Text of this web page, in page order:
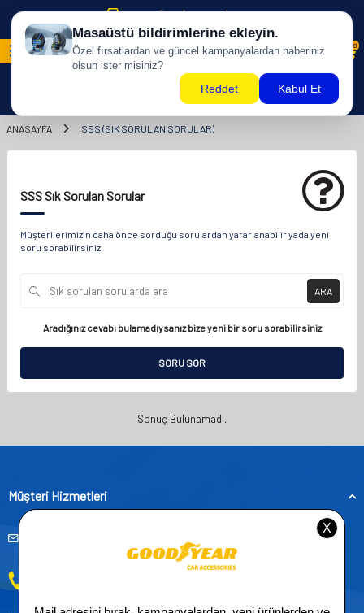
500 TL ÜZERİ KARGO BİZDEN !
0
ANASAYFA SSS (SIK SORULAN SORULAR)
SSS Sık Sorulan Sorular
Müşterilerimizin daha önce sorduğu sorulardan yararlanabilir yada yeni
soru sorabilirsiniz.
ARA
Aradığınız cevabı bulamadıysanız bize yeni bir soru sorabilirsiniz
SORU SOR
Sonuç Bulunamadı.
Müşteri Hizmetleri